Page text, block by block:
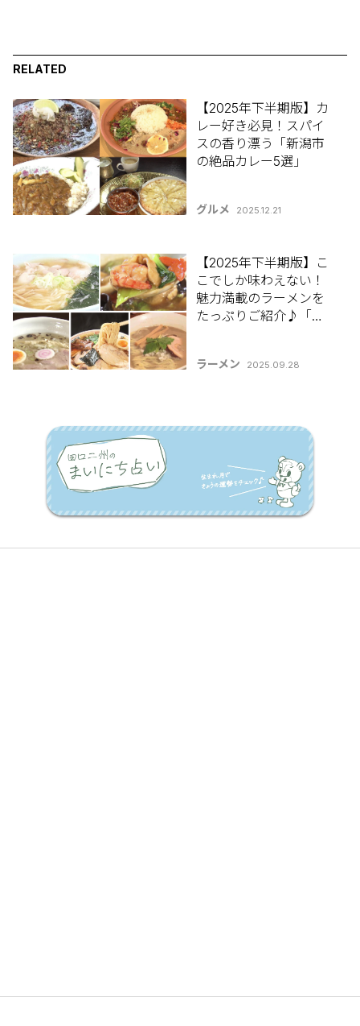
RELATED
【2025年下半期版】カ
レー好き必見！スパイ
スの香り漂う「新潟市
の絶品カレー5選」
グルメ 2025.12.21
【2025年下半期版】こ
こでしか味わえない！
魅力満載のラーメンを
たっぷりご紹介♪「新
ラーメン 2025.09.28